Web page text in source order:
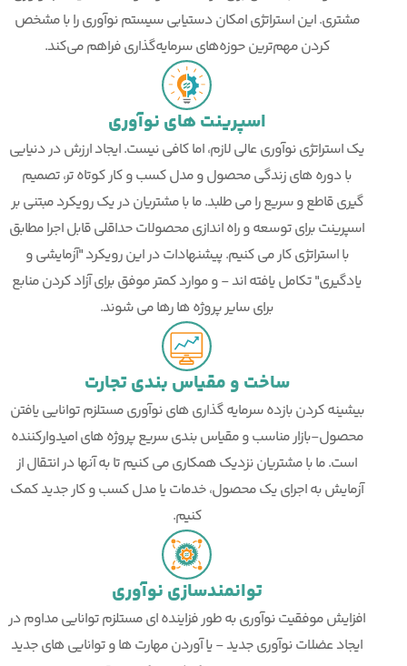
مشتری. این استراتژی امکان دستیابی سیستم نوآوری را با مشخص
کردن مهم‌ترین حوزه‌های سرمایه‌گذاری فراهم می‌کند.
اسپرینت های نوآوری
یک استراتژی نوآوری عالی لازم، اما کافی نیست. ایجاد ارزش در دنیایی
با دوره های زندگی محصول و مدل کسب و کار کوتاه تر، تصمیم
گیری قاطع و سریع را می طلبد. ما با مشتریان در یک رویکرد مبتنی بر
اسپرینت برای توسعه و راه اندازی محصولات حداقلی قابل اجرا مطابق
با استراتژی کار می کنیم. پیشنهادات در این رویکرد "آزمایشی و
یادگیری" تکامل یافته اند - و موارد کمتر موفق برای آزاد کردن منابع
برای سایر پروژه ها رها می شوند.
ساخت و مقیاس بندی تجارت
بیشینه کردن بازده سرمایه گذاری های نوآوری مستلزم توانایی یافتن
محصول-بازار مناسب و مقیاس بندی سریع پروژه های امیدوارکننده
است. ما با مشتریان نزدیک همکاری می کنیم تا به آنها در انتقال از
آزمایش به اجرای یک محصول، خدمات یا مدل کسب و کار جدید کمک
کنیم.
توانمندسازی نوآوری
افزایش موفقیت نوآوری به طور فزاینده ای مستلزم توانایی مداوم در
ایجاد عضلات نوآوری جدید - یا آوردن مهارت ها و توانایی های جدید